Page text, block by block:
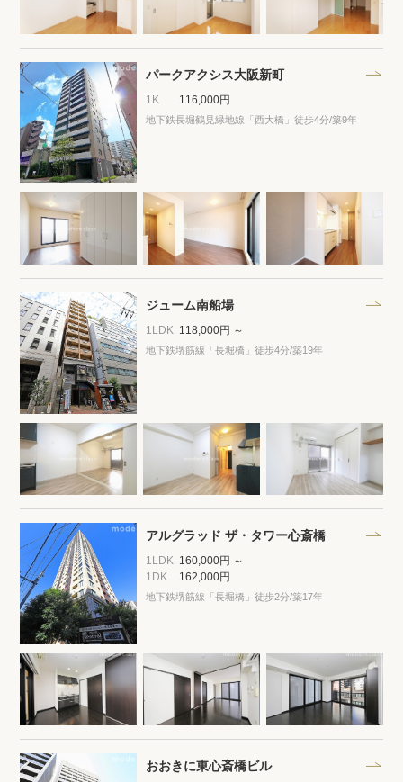
パークアクシス大阪新町
1K 116,000円
地下鉄長堀鶴見緑地線「西大橋」徒歩4分/築9年
ジューム南船場
1LDK 118,000円 ～
地下鉄堺筋線「長堀橋」徒歩4分/築19年
アルグラッド ザ・タワー心斎橋
1LDK 160,000円 ～
1DK
162,000円
地下鉄堺筋線「長堀橋」徒歩2分/築17年
おおきに東心斎橋ビル